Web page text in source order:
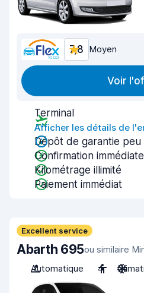
7,8 Moyen
Voir
Terminal
Afficher les détails de
Dépôt de garantie peu
Confirmation
Kilométrage illimité
Paiement immédiat
Excellent service
Abarth 695ou similaire
Automatique
4